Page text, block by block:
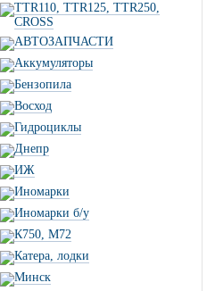
TTR110, TTR125, TTR250,
CROSS
АВТОЗАПЧАСТИ
Аккумуляторы
Бензопила
Восход
Гидроциклы
Днепр
ИЖ
Иномарки
Иномарки б/у
К750, М72
Катера, лодки
Минск